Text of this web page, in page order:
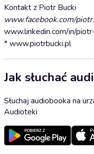
Kontakt z Piotr Bucki
www.facebook.com/
www.linkedin.com/in/
* www.piotrbucki.pl
Jak słuchać
Słuchaj audiobooka na
Audioteki